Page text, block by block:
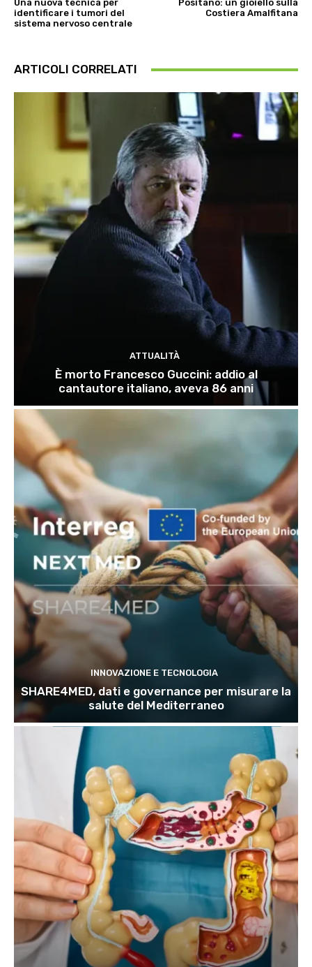
Una nuova tecnica per
identificare i tumori del
sistema nervoso centrale
Positano: un gioiello sulla
Costiera Amalfitana
ARTICOLI CORRELATI
ATTUALITÀ
È morto Francesco Guccini: addio al
cantautore italiano, aveva 86 anni
INNOVAZIONE E TECNOLOGIA
SHARE4MED, dati e governance per misurare la
salute del Mediterraneo